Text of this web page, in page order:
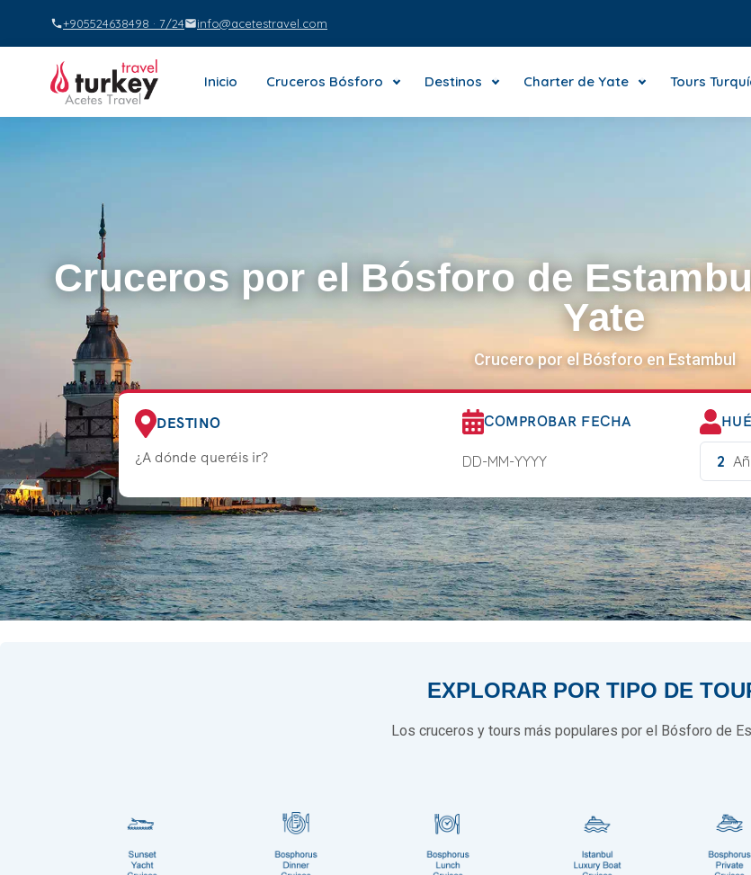
+905524638498 · 7/24 info@acetestravel.com
Inicio Cruceros Bósforo Destinos Charter de Yate Tours
Cruceros por el Bósforo de
Yate
Crucero por el Bósforo en Estambul
DESTINO
¿A dónde queréis ir?
COMPROBAR FECHA
2
EXPLORAR POR TIPO DE
Los cruceros y tours más populares por el Bósforo de